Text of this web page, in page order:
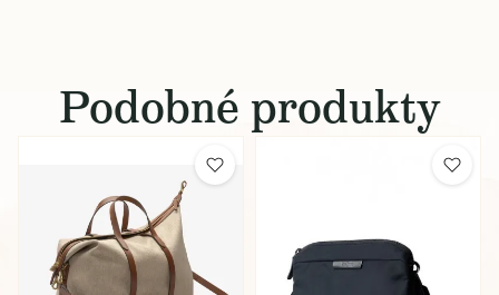
Podobné produkty